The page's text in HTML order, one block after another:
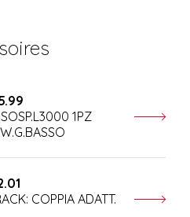
1PZ
COPPIA ADATT.